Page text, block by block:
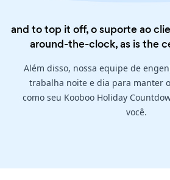
and to top it off, o suporte ao
around-the-clock, as is the
Além disso, nossa equipe de
trabalha noite e dia para manter
como seu Kooboo Holiday
você.